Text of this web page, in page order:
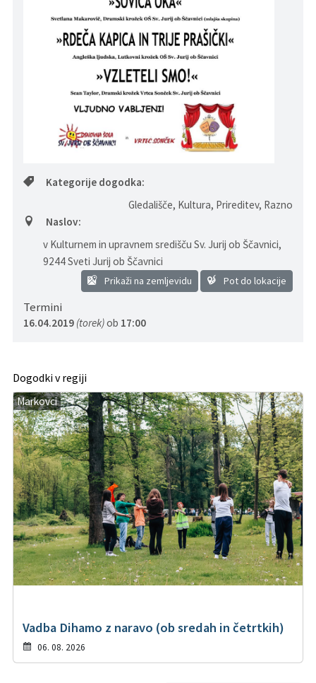
Kategorije dogodka:
Gledališče, Kultura, Prireditev, Razno
Naslov:
v Kulturnem in upravnem središču Sv. Jurij ob Ščavnici,
9244 Sveti Jurij ob Ščavnici
Prikaži na zemljevidu Pot do lokacije
Termini
16.04.2019 (torek)ob 17:00
Dogodki v regiji
Markovci
Vadba Dihamo z naravo (ob sredah in četrtkih)
06. 08. 2026
Pristojni za vodenje upravnih postopkov
DELOVNA PODROČJA
Fotogalerija
Lokalne volitve
Znamenite osebnosti
Tradicionalni dogodki